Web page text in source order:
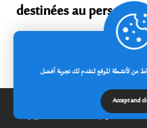
destinées au
l’année universitaire
CIAT).
Lire الرئيسية عن الجامعة
Accept and